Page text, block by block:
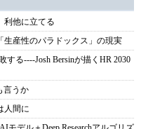
利他に立てる
産性のパラドックス」の現実
する----Josh Bersinが描くHR 2030
言うか
人間に